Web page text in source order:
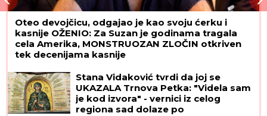
Oteo devojčicu, odgajao je kao svoju ćerku i
kasnije OŽENIO: Za Suzan je godinama tragala
cela Amerika, MONSTRUOZAN ZLOČIN otkriven
tek decenijama kasnije
Stana Vidaković tvrdi da joj se
UKAZALA Trnova Petka: "Videla sam
je kod izvora" - vernici iz celog
regiona sad dolaze po